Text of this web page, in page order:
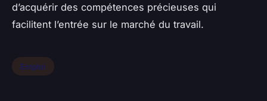
d’acquérir des compétences précieuses qui
facilitent l’entrée sur le marché du travail.
Emploi